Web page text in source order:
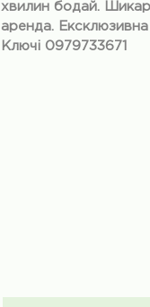
хвилин бодай.
аренда.
Ключі 0979733671